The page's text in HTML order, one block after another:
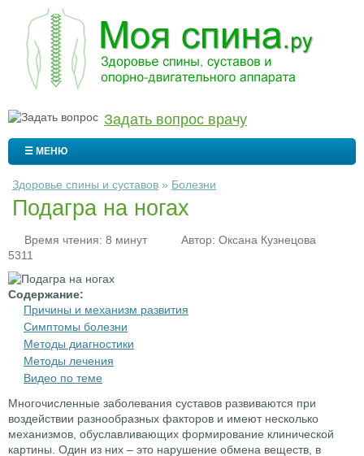
Задать вопрос врачу
☰ МЕНЮ
Здоровье спины и суставов » Болезни
Подагра на ногах
Время чтения: 8 минут Автор: Оксана Кузнецова
5311
Содержание:
Причины и механизм развития
Симптомы болезни
Методы диагностики
Методы лечения
Видео по теме
Многочисленные заболевания суставов развиваются при
воздействии разнообразных факторов и имеют несколько
механизмов, обуславливающих формирование клинической
картины. Один из них – это нарушение обмена веществ, в